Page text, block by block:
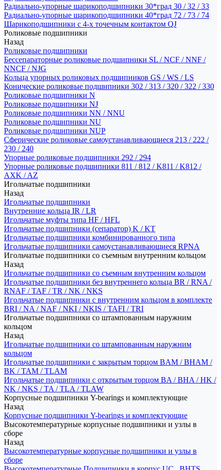
Радиально-упорные шарикоподшипники 30*град 30 / 32 / 33
Радиально-упорные шарикоподшипники 40*град 72 / 73 / 74
Шарикоподшипники с 4-х точечным контактом QJ
Роликовые подшипники
Назад
Роликовые подшипники
Бессепараторные роликовые подшипники SL / NCF / NNF /
NNCF / NJG
Кольца упорных роликовых подшипников GS / WS / LS
Конические роликовые подшипники 302 / 313 / 320 / 322 / 330
Роликовые подшипники N
Роликовые подшипники NJ
Роликовые подшипники NN / NNU
Роликовые подшипники NU
Роликовые подшипники NUP
Сферические роликовые самоустанавливающиеся 213 / 222 /
230 / 240
Упорные роликовые подшипники 292 / 294
Упорные роликовые подшипники 811 / 812 / K811 / K812 /
AXK / AZ
Игольчатые подшипники
Назад
Игольчатые подшипники
Внутренние кольца IR / LR
Игольчатые муфты типа HF / HFL
Игольчатые подшипники (сепаратор) K / KT
Игольчатые подшипники комбинированного типа
Игольчатые подшипники самоустанавливающиеся RPNA
Игольчатые подшипники со съемным внутренним кольцом
Назад
Игольчатые подшипники со съемным внутренним кольцом
Игольчатые подшипники без внутреннего кольца BR / RNA /
RNAF / TAF / TR / NK / NKS
Игольчатые подшипники с внутренним кольцом в комплекте
BRI / NA / NAF / NKI / NKIS / TAFI / TRI
Игольчатые подшипники со штампованным наружним
кольцом
Назад
Игольчатые подшипники со штампованным наружним
кольцом
Игольчатые подшипники с закрытым торцом BAM / BHAM /
BK / TAM / TLAM
Игольчатые подшипники с открытым торцом BA / BHA / HK /
NK / NKS / TA / TLA / TLAW
Корпусные подшипники Y-bearings и комплектующие
Назад
Корпусные подшипники Y-bearings и комплектующие
Высокотемпературные корпусные подшипники и узлы в
сборе
Назад
Высокотемпературные корпусные подшипники и узлы в
сборе